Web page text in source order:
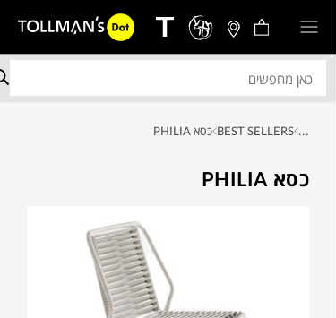
...
BEST SELLERS כסא PHILIA
כסא PHILIA